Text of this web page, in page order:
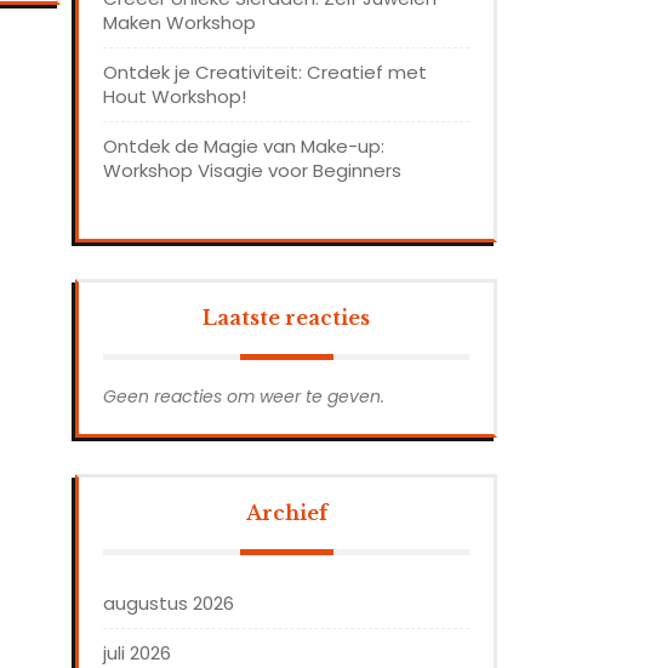
Maken Workshop
Ontdek je Creativiteit: Creatief met
Hout Workshop!
Ontdek de Magie van Make-up:
Workshop Visagie voor Beginners
Laatste reacties
Geen reacties om weer te geven.
Archief
augustus 2026
juli 2026